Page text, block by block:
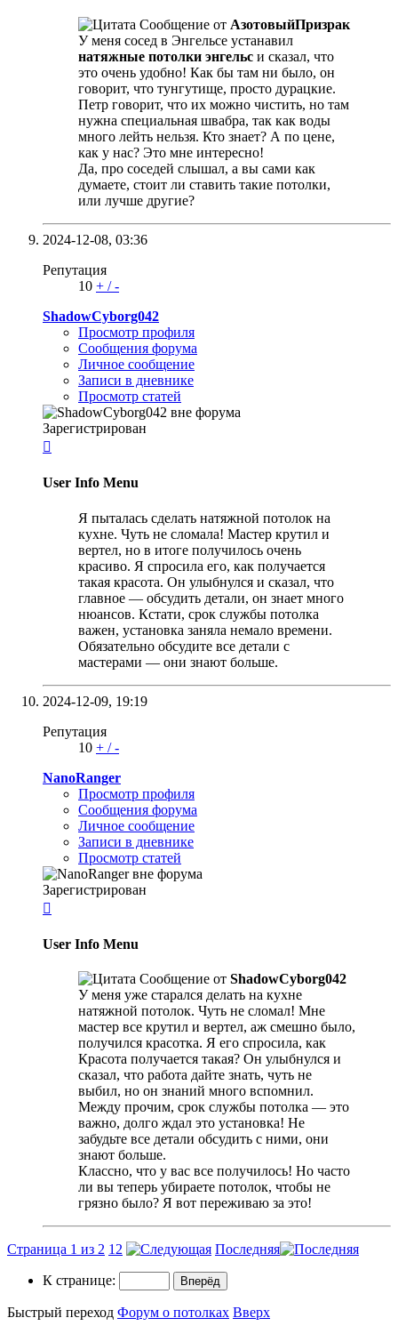
Сообщение от АзотовыйПризрак
У меня сосед в Энгельсе устанавил
натяжные потолки энгельс и сказал, что
это очень удобно! Как бы там ни было, он
говорит, что тунгутище, просто дурацкие.
Петр говорит, что их можно чистить, но там
нужна специальная швабра, так как воды
много лейть нельзя. Кто знает? А по цене,
как у нас? Это мне интересно!
Да, про соседей слышал, а вы сами как
думаете, стоит ли ставить такие потолки,
или лучше другие?
2024-12-08, 03:36
Репутация
10 + /-
ShadowCyborg042
Просмотр профиля
Сообщения форума
Личное сообщение
Записи в дневнике
Просмотр статей
Зарегистрирован

User Info Menu
Я пыталась сделать натяжной потолок на
кухне. Чуть не сломала! Мастер крутил и
вертел, но в итоге получилось очень
красиво. Я спросила его, как получается
такая красота. Он улыбнулся и сказал, что
главное — обсудить детали, он знает много
нюансов. Кстати, срок службы потолка
важен, установка заняла немало времени.
Обязательно обсудите все детали с
мастерами — они знают больше.
2024-12-09, 19:19
Репутация
10 + /-
NanoRanger
Просмотр профиля
Сообщения форума
Личное сообщение
Записи в дневнике
Просмотр статей
Зарегистрирован

User Info Menu
Сообщение от ShadowCyborg042
У меня уже старался делать на кухне
натяжной потолок. Чуть не сломал! Мне
мастер все крутил и вертел, аж смешно было,
получился красотка. Я его спросила, как
Красота получается такая? Он улыбнулся и
сказал, что работа дайте знать, чуть не
выбил, но он знаний много вспомнил.
Между прочим, срок службы потолка — это
важно, долго ждал это установка! Не
забудьте все детали обсудить с ними, они
знают больше.
Классно, что у вас все получилось! Но часто
ли вы теперь убираете потолок, чтобы не
грязно было? Я вот переживаю за это!
Страница 1 из 2 1 2 Последняя
К странице:
Быстрый переход Форум о потолках Вверх